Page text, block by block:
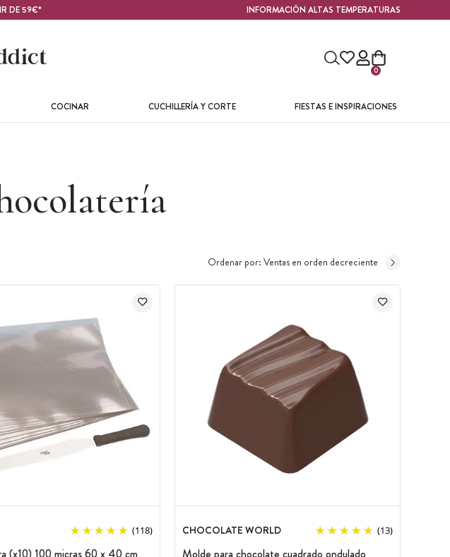
DE 59€* INFORMACIÓN ALTAS TEMPERATURAS
0
COCINAR CUCHILLERÍA Y CORTE FIESTAS E INSPIRACIONES
Ordenar por: Ventas en orden decreciente
(118) CHOCOLATE WORLD (13)